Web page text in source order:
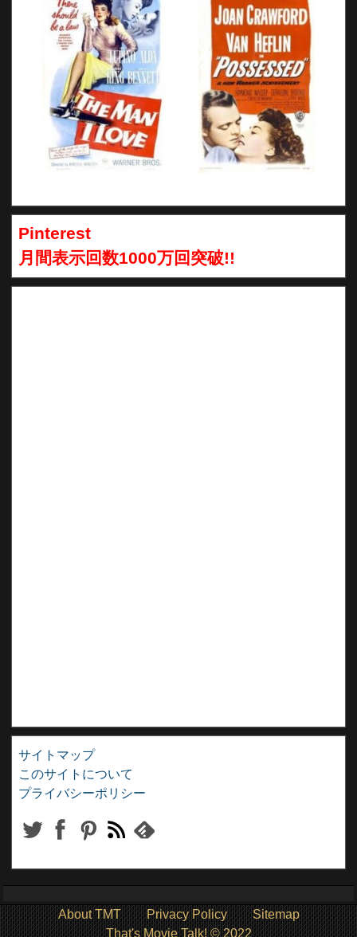
Pinterest
月間表示回数1000万回突破!!
サイトマップ
このサイトについて
プライバシーポリシー
About TMT Privacy Policy
Sitemap
That's Movie Talk! © 2022